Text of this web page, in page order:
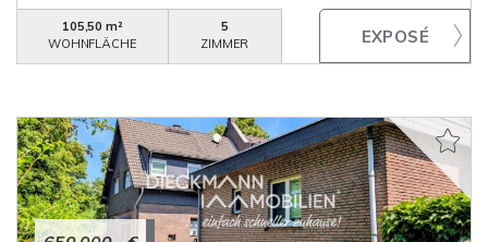
105,50 m²
WOHNFLÄCHE
5
ZIMMER